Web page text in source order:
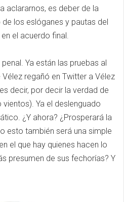
aclararnos, es deber de la
los eslóganes y pautas del
el acuerdo final.
Ya están las pruebas al
regañó en Twitter a Vélez
decir, por decir la verdad de
Ya el deslenguado
¿Y ahora? ¿Prosperará la
esto también será una simple
el que hay quienes hacen lo
presumen de sus fechorías? Y